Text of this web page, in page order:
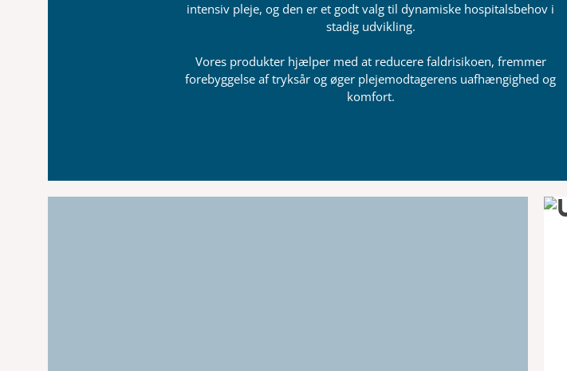
intensiv pleje, og den er et godt valg til dynamiske hospitalsbehov i
stadig udvikling.
Vores produkter hjælper med at reducere faldrisikoen, fremmer
forebyggelse af tryksår og øger plejemodtagerens uafhængighed og
komfort.